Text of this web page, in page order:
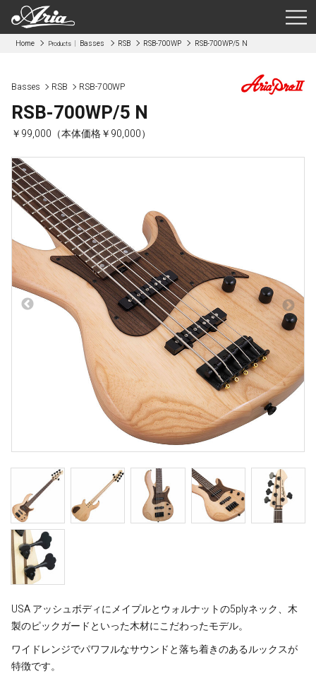
Home Products Basses RSB RSB-700WP RSB-700WP/5 N
Basses RSB RSB-700WP
RSB-700WP/5 N
￥99,000（本体価格￥90,000）
USA アッシュボディにメイプルとウォルナットの5plyネック、木
製のピックガードといった木材にこだわったモデル。
ワイドレンジでパワフルなサウンドと落ち着きのあるルックスが
特徴です。